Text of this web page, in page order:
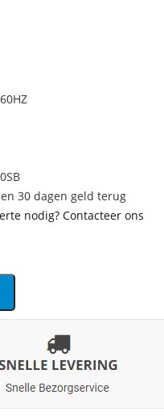
30 dagen geld terug
nodig? Contacteer ons